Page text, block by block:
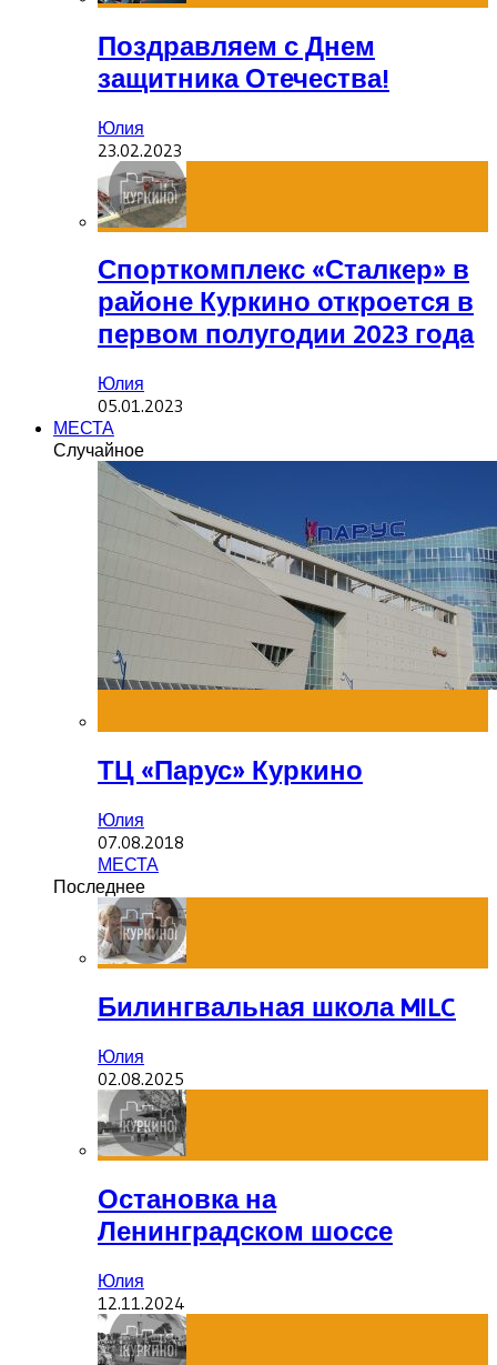
Поздравляем с Днем
защитника Отечества!
Юлия
23.02.2023
Спорткомплекс «Сталкер» в
районе Куркино откроется в
первом полугодии 2023 года
Юлия
05.01.2023
МЕСТА
Случайное
ТЦ «Парус» Куркино
Юлия
07.08.2018
МЕСТА
Последнее
Билингвальная школа MILC
Юлия
02.08.2025
Остановка на
Ленинградском шоссе
Юлия
12.11.2024